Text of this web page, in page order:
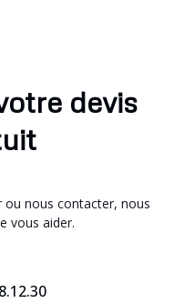
devis
ou nous contacter, nous
vous aider.